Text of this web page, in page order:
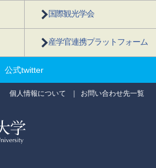
国際観光学会
産学官連携プラットフォーム
公式twitter
個人情報について お問い合わせ先一覧